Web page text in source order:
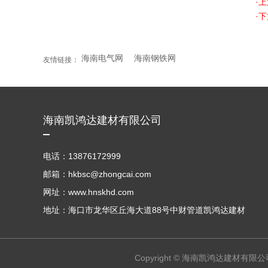
·
友情链接： 海南电气网 海南钢铁网
海南凯鸿达建材有限公司
电话：13876172999
邮箱：hkbsc@zhongcai.com
网址：www.hnskhd.com
地址：海口市龙华区丘海大道88号中财管道凯鸿达建材
Copyright © 海南凯鸿达建材有限